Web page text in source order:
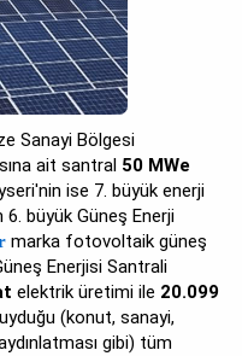
Sanayi Bölgesi
ait santral 50 MWe
ise 7. büyük enerji
büyük Güneş Enerji
marka fotovoltaik güneş
Enerjisi Santrali
elektrik üretimi ile 20.099
(konut, sanayi,
gibi) tüm